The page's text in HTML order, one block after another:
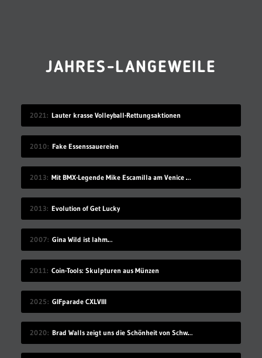
JAHRES-LANGEWEILE
2021 Lauter krasse Volleyball-Rettungsaktionen
2010 Fake Essenssauereien
2013 Mit BMX-Legende Mike Escamilla am Venice Beach
2013 Evolution of Get Lucky
2007 Gina Wild ist lahm…
2011 Coin-Tools: Skulpturen aus Münzen
2025 GIFparade CXLVIII
2020 Brad Walls zeigt uns die Schönheit von Schwimmbecken